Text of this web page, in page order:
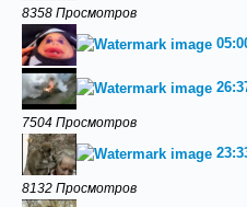
8358 Просмотров
7504 Просмотров
8132 Просмотров